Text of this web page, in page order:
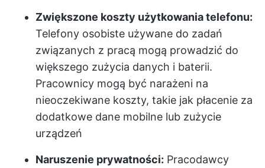
Zwiększone koszty użytkowania telefonu:
Telefony osobiste używane do zadań
związanych z pracą mogą prowadzić do
większego zużycia danych i baterii.
Pracownicy mogą być narażeni na
nieoczekiwane koszty, takie jak płacenie za
dodatkowe dane mobilne lub zużycie
urządzeń
Naruszenie prywatności: Pracodawcy